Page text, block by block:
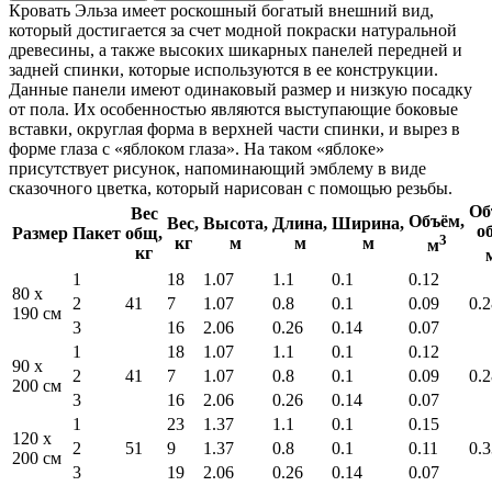
Кровать Эльза имеет роскошный богатый внешний вид,
который достигается за счет модной покраски натуральной
древесины, а также высоких шикарных панелей передней и
задней спинки, которые используются в ее конструкции.
Данные панели имеют одинаковый размер и низкую посадку
от пола. Их особенностью являются выступающие боковые
вставки, округлая форма в верхней части спинки, и вырез в
форме глаза с «яблоком глаза». На таком «яблоке»
присутствует рисунок, напоминающий эмблему в виде
сказочного цветка, который нарисован с помощью резьбы.
Размер Пакет
Вес
общ,
кг
Вес,
кг
Высота,
м
Длина,
м
Ширина,
м
Объём,
м3
80 x
190 см
1
41
18 1.07 1.1 0.1
0.12
2 7 1.07 0.8 0.1
0.09
3
16 2.06 0.26 0.14 0.07
90 x
200 см
1
41
18 1.07 1.1 0.1
0.12
2 7 1.07 0.8 0.1
0.09
3
16 2.06 0.26 0.14 0.07
120 x
200 см
1
51
23 1.37 1.1 0.1
0.15
2 9 1.37 0.8 0.1
0.11
3
19 2.06 0.26 0.14 0.07